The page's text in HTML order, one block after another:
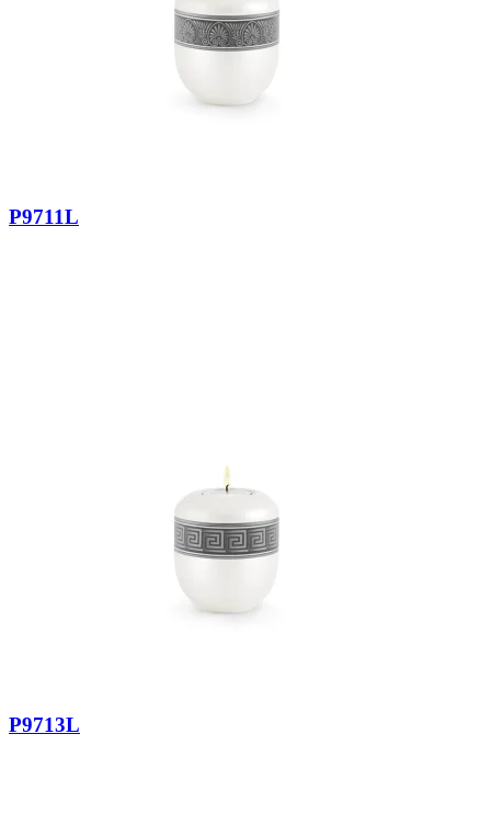
P9711L
P9713L